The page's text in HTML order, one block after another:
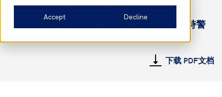
Accept Decline
提醒会员对银行转账（或电汇）诈骗攻击保持警
下载 PDF文档